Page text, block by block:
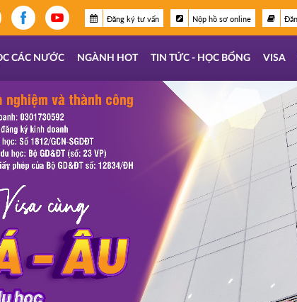
Đăng ký tư vấn Nộp hồ sơ online
CÁC NƯỚC NGÀNH HOT TIN TỨC - HỌC BỔNG VISA